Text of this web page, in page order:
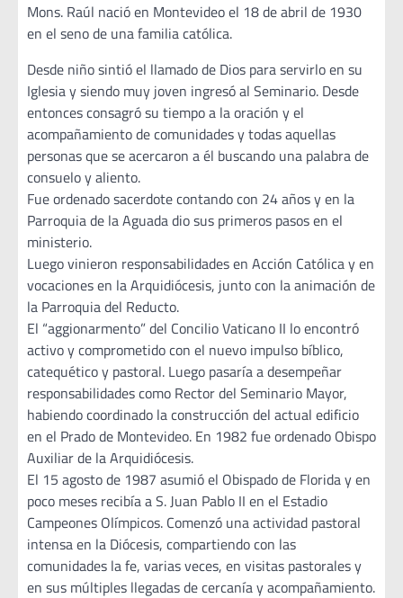
Mons. Raúl nació en Montevideo el 18 de abril de 1930
en el seno de una familia católica.
Desde niño sintió el llamado de Dios para servirlo en su
Iglesia y siendo muy joven ingresó al Seminario. Desde
entonces consagró su tiempo a la oración y el
acompañamiento de comunidades y todas aquellas
personas que se acercaron a él buscando una palabra de
consuelo y aliento.
Fue ordenado sacerdote contando con 24 años y en la
Parroquia de la Aguada dio sus primeros pasos en el
ministerio.
Luego vinieron responsabilidades en Acción Católica y en
vocaciones en la Arquidiócesis, junto con la animación de
la Parroquia del Reducto.
El “aggionarmento” del Concilio Vaticano II lo encontró
activo y comprometido con el nuevo impulso bíblico,
catequético y pastoral. Luego pasaría a desempeñar
responsabilidades como Rector del Seminario Mayor,
habiendo coordinado la construcción del actual edificio
en el Prado de Montevideo. En 1982 fue ordenado Obispo
Auxiliar de la Arquidiócesis.
El 15 agosto de 1987 asumió el Obispado de Florida y en
poco meses recibía a S. Juan Pablo II en el Estadio
Campeones Olímpicos. Comenzó una actividad pastoral
intensa en la Diócesis, compartiendo con las
comunidades la fe, varias veces, en visitas pastorales y
en sus múltiples llegadas de cercanía y acompañamiento.